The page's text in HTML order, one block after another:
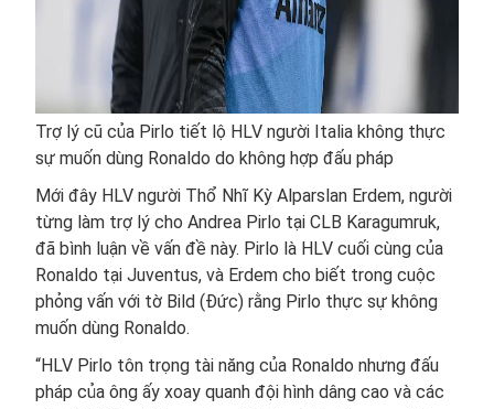
Trợ lý cũ của Pirlo tiết lộ HLV người Italia không thực
sự muốn dùng Ronaldo do không hợp đấu pháp
Mới đây HLV người Thổ Nhĩ Kỳ Alparslan Erdem, người
từng làm trợ lý cho Andrea Pirlo tại CLB Karagumruk,
đã bình luận về vấn đề này. Pirlo là HLV cuối cùng của
Ronaldo tại Juventus, và Erdem cho biết trong cuộc
phỏng vấn với tờ Bild (Đức) rằng Pirlo thực sự không
muốn dùng Ronaldo.
“HLV Pirlo tôn trọng tài năng của Ronaldo nhưng đấu
pháp của ông ấy xoay quanh đội hình dâng cao và các